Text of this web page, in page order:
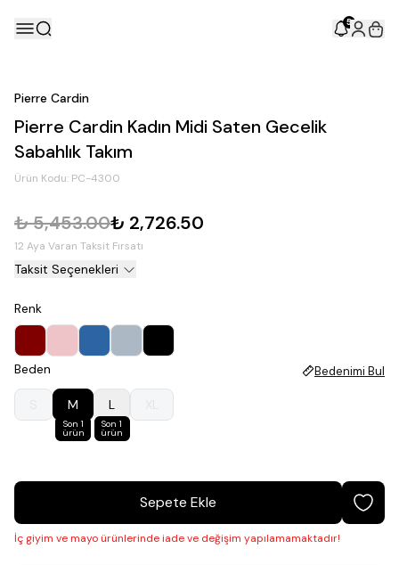
5
Pierre Cardin
Pierre Cardin Kadın Midi Saten Gecelik
Sabahlık Takım
Ürün Kodu: PC-4300
₺ 5,453.00₺ 2,726.50
12 Aya Varan Taksit Fırsatı
Taksit Seçenekleri
Renk
Beden Bedenimi Bul
M
Son 1
ürün
L
Son 1
ürün
Sepete Ekle
İç giyim ve mayo ürünlerinde iade ve değişim yapılamamaktadır!